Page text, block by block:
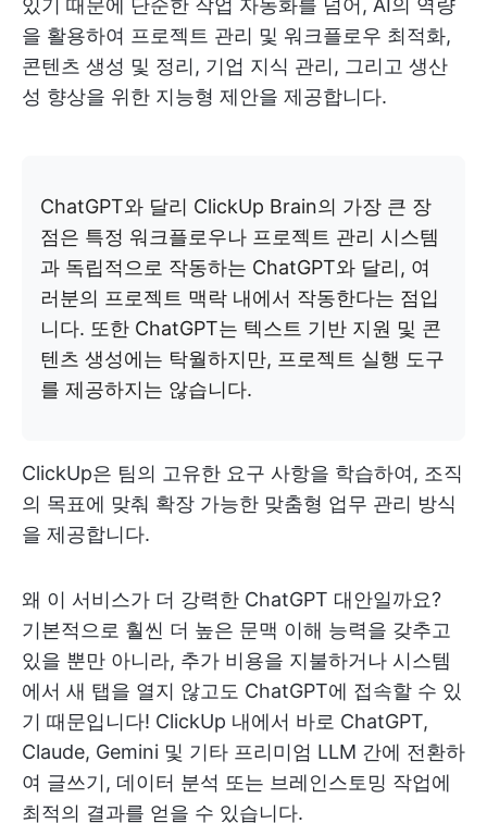
있기 때문에 단순한 작업 자동화를 넘어, AI의 역량
을 활용하여 프로젝트 관리 및 워크플로우 최적화,
콘텐츠 생성 및 정리, 기업 지식 관리, 그리고 생산
성 향상을 위한 지능형 제안을 제공합니다.
ChatGPT와 달리 ClickUp Brain의 가장 큰 장
점은 특정 워크플로우나 프로젝트 관리 시스템
과 독립적으로 작동하는 ChatGPT와 달리, 여
러분의 프로젝트 맥락 내에서 작동한다는 점입
니다. 또한 ChatGPT는 텍스트 기반 지원 및 콘
텐츠 생성에는 탁월하지만, 프로젝트 실행 도구
를 제공하지는 않습니다.
ClickUp은 팀의 고유한 요구 사항을 학습하여, 조직
의 목표에 맞춰 확장 가능한 맞춤형 업무 관리 방식
을 제공합니다.
왜 이 서비스가 더 강력한 ChatGPT 대안일까요?
기본적으로 훨씬 더 높은 문맥 이해 능력을 갖추고
있을 뿐만 아니라, 추가 비용을 지불하거나 시스템
에서 새 탭을 열지 않고도 ChatGPT에 접속할 수 있
기 때문입니다! ClickUp 내에서 바로 ChatGPT,
Claude, Gemini 및 기타 프리미엄 LLM 간에 전환하
여 글쓰기, 데이터 분석 또는 브레인스토밍 작업에
최적의 결과를 얻을 수 있습니다.